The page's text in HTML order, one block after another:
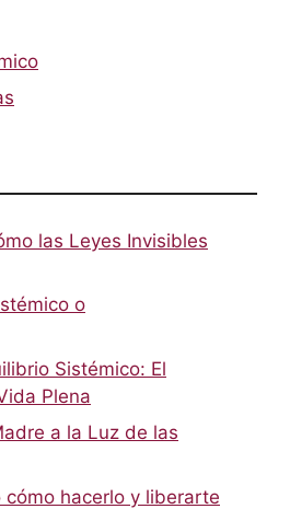
las Leyes Invisibles
o
Sistémico: El
Plena
a la Luz de las
cómo hacerlo y liberarte